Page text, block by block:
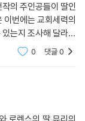
의 주인공들이 딸인
번에는 교회세력의
는지 조사해 달라고
. ...
0 댓글0